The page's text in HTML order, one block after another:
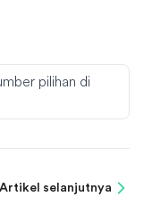
pilihan di
Artikel selanjutnya